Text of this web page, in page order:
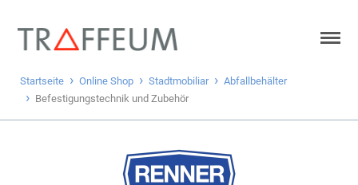
Startseite Online Shop Stadtmobiliar
Abfallbehälter
Befestigungstechnik und Zubehör